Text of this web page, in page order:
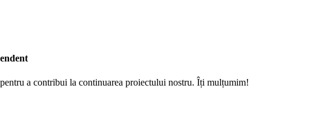
a contribui la continuarea proiectului nostru. Îți mulțumim!